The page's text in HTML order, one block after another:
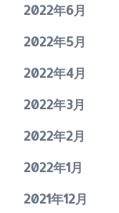
2022年6月
2022年5月
2022年4月
2022年3月
2022年2月
2022年1月
2021年12月